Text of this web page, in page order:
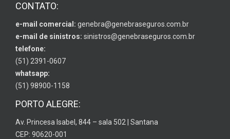
CONTATO:
e-mail comercial: genebra@genebraseguros.com.br
e-mail de sinistros: sinistros@genebraseguros.com.br
telefone:
(51) 2391-0607
whatsapp:
(51) 98900-1158
PORTO ALEGRE:
Av. Princesa Isabel, 844 – sala 502 | Santana
CEP: 90620-001